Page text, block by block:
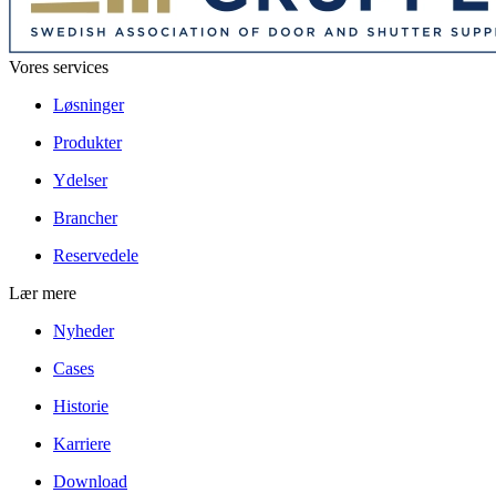
Vores services
Løsninger
Produkter
Ydelser
Brancher
Reservedele
Lær mere
Nyheder
Cases
Historie
Karriere
Download